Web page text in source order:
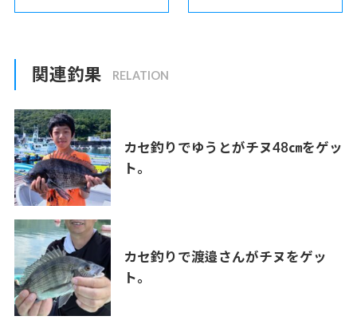
関連釣果
カセ釣りでゆうとがチヌ48㎝をゲッ
ト。
カセ釣りで渡邉さんがチヌをゲッ
ト。